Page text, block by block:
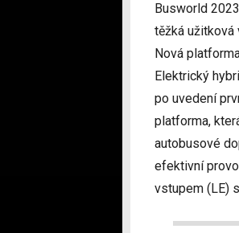
Busworld
těžká užitková
Nová
Elektrický
po uvedení
platforma,
autobusové
efektivní
vstupem (LE)